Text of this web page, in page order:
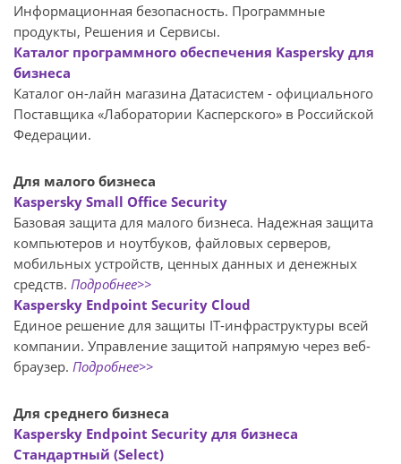
Информационная безопасность. Программные
продукты, Решения и Сервисы.
Каталог программного обеспечения Kaspersky для
бизнеса
Каталог он-лайн магазина Датасиcтем - официального
Поставщика «Лаборатории Касперского» в Российской
Федерации.
Для малого бизнеса
Kaspersky Small Office Security
Базовая защита для малого бизнеса. Надежная защита
компьютеров и ноутбуков, файловых серверов,
мобильных устройств, ценных данных и денежных
средств. Подробнее>>
Kaspersky Endpoint Security Cloud
Единое решение для защиты IT-инфраструктуры всей
компании. Управление защитой напрямую через веб-
браузер. Подробнее>>
Для среднего бизнеса
Kaspersky Endpoint Security для бизнеса
Стандартный (Select)